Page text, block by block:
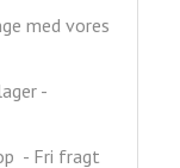
med vores
-
- Fri fragt